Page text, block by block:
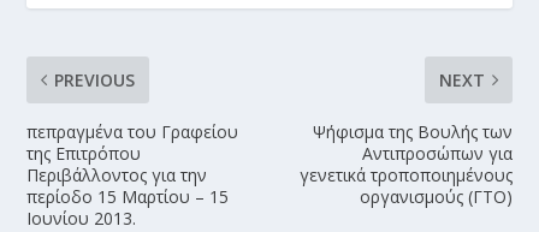
PREVIOUS
πεπραγμένα του Γραφείου
της Επιτρόπου
Περιβάλλοντος για την
περίοδο 15 Μαρτίου – 15
Ιουνίου 2013.
NEXT
Ψήφισμα της Βουλής των
Αντιπροσώπων για
γενετικά τροποποιημένους
οργανισμούς (ΓΤΟ)